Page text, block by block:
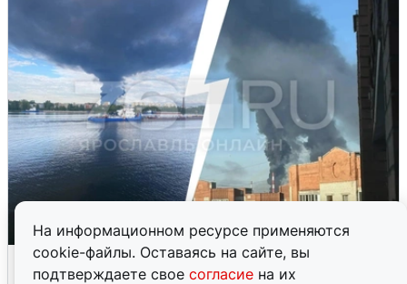
На информационном ресурсе применяются
cookie-файлы. Оставаясь на сайте, вы
подтверждаете свое согласие на их
Ночная атака БПЛА на Ярославль: